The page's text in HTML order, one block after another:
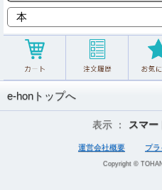
e-honトップへ
表示 ： スマー
運営会社概要 プ
Copyright ©